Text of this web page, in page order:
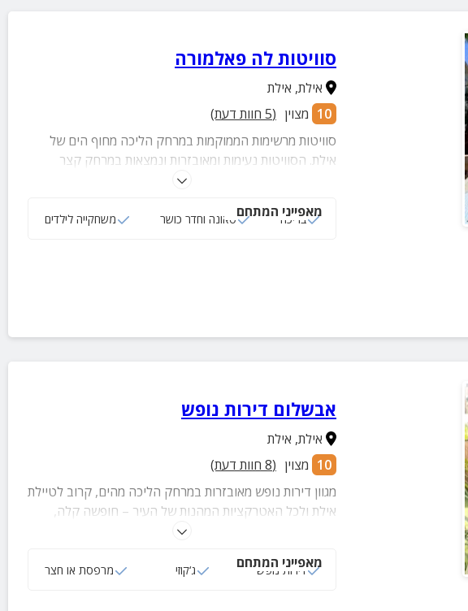
סוויטות לה פאלמורה
אילת, אילת
10 מצוין (
5 חוות דעת)
סוויטות מרשימות הממוקמות במרחק הליכה מחוף הים של
אילת. הסוויטות נעימות ומאובזרות ונמצאות במרחק קצר
ממוקדי הבילוי השווים של העיר!
מאפייני המתחם
בריכה סאונה וחדר כושר משחקייה לילדים
אבשלום דירות נופש
אילת, אילת
10 מצוין (
8 חוות דעת)
מגוון דירות נופש מאובזרות במרחק הליכה מהים, קרוב לטיילת
אילת ולכל האטרקציות המהנות של העיר – חופשה קלה,
נוחה ומהנה ממש במרחק הליכה מקו המים.
מאפייני המתחם
דירות נופש ג‘קוזי מרפסת או חצר